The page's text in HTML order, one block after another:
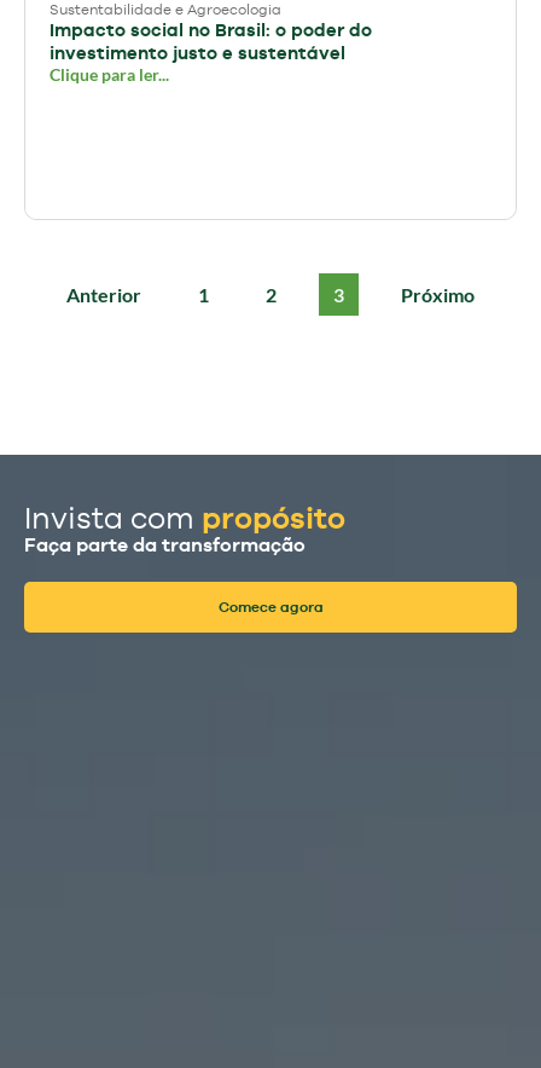
Sustentabilidade e Agroecologia
Impacto social no Brasil: o poder do
investimento justo e sustentável
Clique para ler...
Anterior 1 2 3 Próximo
Invista com propósito
Faça parte da transformação
Comece agora